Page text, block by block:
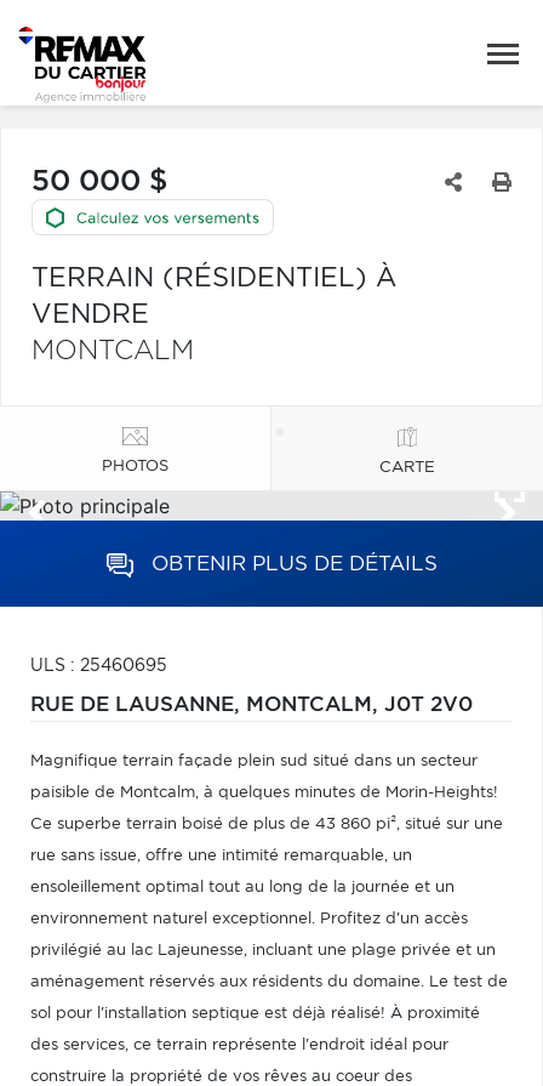
50 000 $
TERRAIN (RÉSIDENTIEL) À
VENDRE
MONTCALM
PHOTOS CARTE
OBTENIR PLUS DE DÉTAILS
ULS : 25460695
RUE DE LAUSANNE, MONTCALM, J0T 2V0
Magnifique terrain façade plein sud situé dans un secteur
paisible de Montcalm, à quelques minutes de Morin-Heights!
Ce superbe terrain boisé de plus de 43 860 pi², situé sur une
rue sans issue, offre une intimité remarquable, un
ensoleillement optimal tout au long de la journée et un
environnement naturel exceptionnel. Profitez d'un accès
privilégié au lac Lajeunesse, incluant une plage privée et un
aménagement réservés aux résidents du domaine. Le test de
sol pour l'installation septique est déjà réalisé! À proximité
des services, ce terrain représente l'endroit idéal pour
construire la propriété de vos rêves au coeur des